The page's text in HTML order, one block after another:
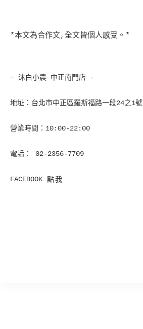
*本文為合作文,全文皆個人感受。*
– 沐白小農 中正南門店 -
地址： 台北市中正區羅斯福路一段24之1號
營業時間：10:00-22:00
電話： 02-2356-7709
FACEBOOK 點我